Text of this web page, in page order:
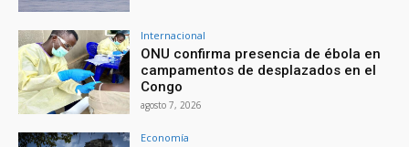
Internacional
ONU confirma presencia de ébola en
campamentos de desplazados en el
Congo
agosto 7, 2026
Economía